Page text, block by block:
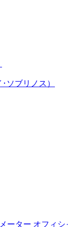
ソブリノス）
ーター オフィシ